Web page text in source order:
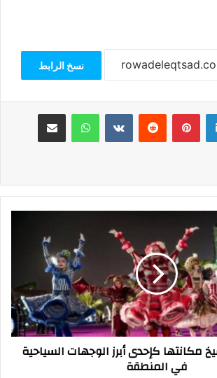
نسخ الرابط
لينكدإن بينتيريست واتساب مشاركة عبر البريد
مكانتها كإحدى أبرز الوجهات السياحية
في المنطقة